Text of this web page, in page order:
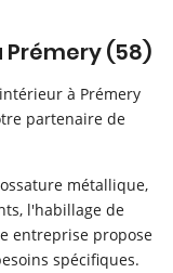
Rejoignez-
(58)
à Prémery
partenaire de
métallique,
l'habillage de
entreprise propose
spécifiques.